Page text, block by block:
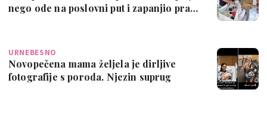
nego ode na poslovni put i zapanjio pra…
URNEBESNO
Novopečena mama željela je dirljive
fotografije s poroda. Njezin suprug